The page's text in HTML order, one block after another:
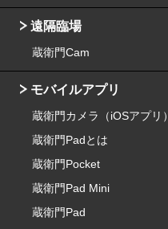
遠隔臨場
蔵衛門Cam
モバイルアプリ
蔵衛門カメラ（iOSアプリ）
蔵衛門Padとは
蔵衛門Pocket
蔵衛門Pad Mini
蔵衛門Pad